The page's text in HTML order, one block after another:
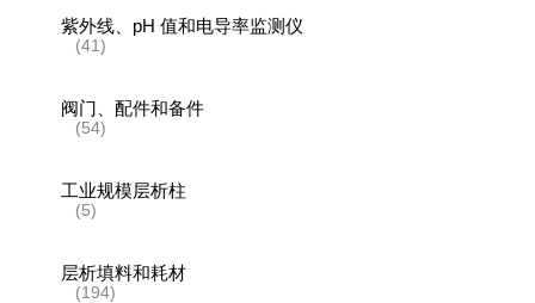
紫外线、pH 值和电导率监测仪
(41)
阀门、配件和备件
(54)
工业规模层析柱
(5)
层析填料和耗材
(194)